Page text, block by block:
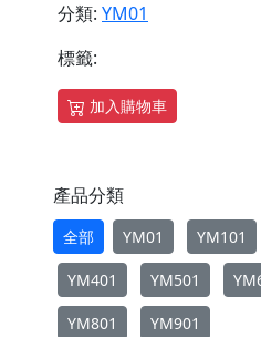
分類: YM01
標籤:
加入購物車
產品分類
全部 YM01 YM101
YM401 YM501
YM801 YM901